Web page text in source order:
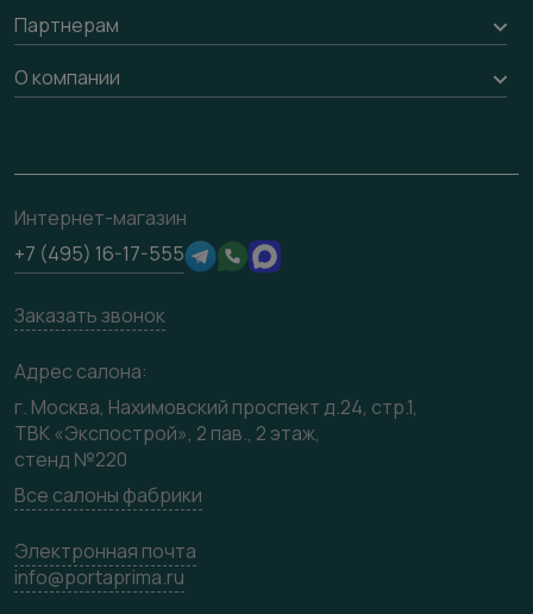
Погонаж
Накладки на дверь
Гарантия
Вопрос-ответ
Техническая информация
Юридическая информация
Вызов замерщика
Монтаж
Подготовка проемов
Партнерам
Дизайнерам / архитекторам
О компании
Сертификаты
Производство
Медиацентр
Видео
Карта сайта
Интернет-магазин
+7 (495) 16-17-555
Заказать звонок
Адрес салона:
г. Москва, Нахимовский проспект д.24, стр.1,
ТВК «Экспострой», 2 пав., 2 этаж,
стенд №220
Все салоны фабрики
Электронная почта
info@portaprima.ru